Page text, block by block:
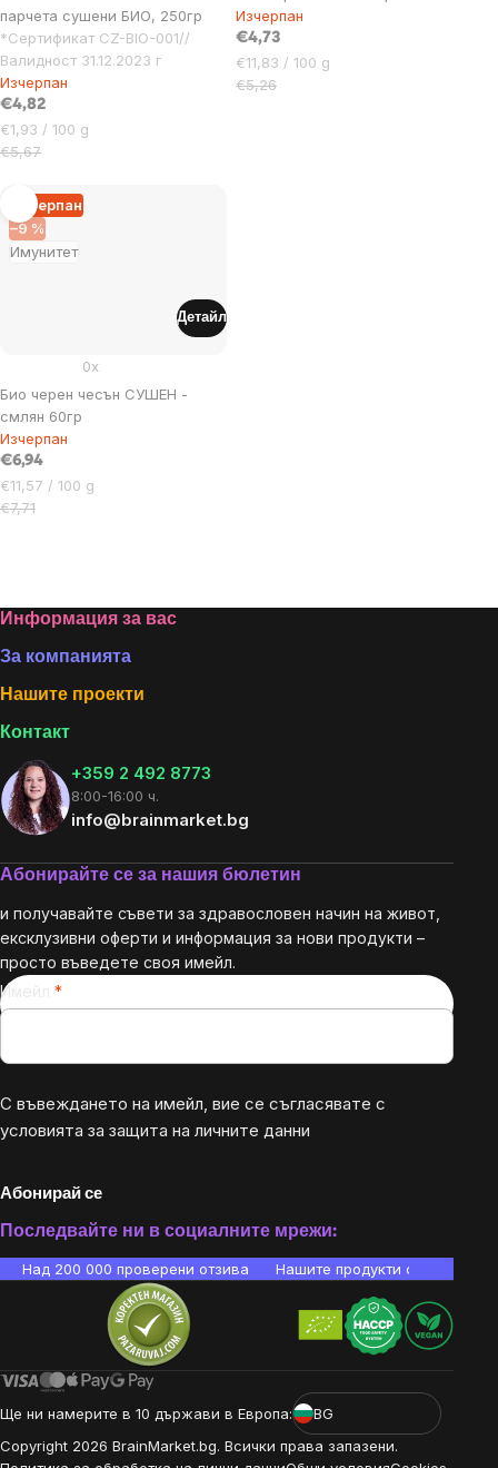
парчета сушени БИО, 250гр
*Сертификат CZ-BIO-001//
Валидност 31.12.2023 г
Изчерпан
€4,82
Цена
за
€1,93 / 100 g
€5,67
Изчерпан
€4,73
Цена
за
€11,83 / 100 g
€5,26
Имунитет
Изчерпан
–9 %
Био черен чесън СУШЕН -
смлян 60гр
0x
Изчерпан
€6,94
Цена
за
€11,57 / 100 g
€7,71
Детайл
controls
Footer
Информация за вас
За компанията
Нашите проекти
Контакт
+359 2 492 8773
8:00-16:00 ч.
info@brainmarket.bg
Абонирайте се за нашия бюлетин
и получавайте съвети за здравословен начин на живот,
ексклузивни оферти и информация за нови продукти –
просто въведете своя имейл.
Имейл
С въвеждането на имейл, вие се съгласявате с
условията за защита на личните данни
Абонирай се
Последвайте ни в социалните мрежи:
Над 200 000 проверени отзива Нашите продукти са
Ще ни намерите в 10 държави в Европа:
BG
Copyright 2026 BrainMarket.bg. Всички права запазени.